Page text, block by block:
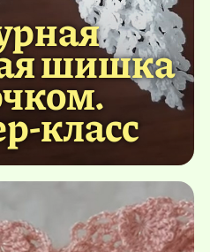
шишка
класс